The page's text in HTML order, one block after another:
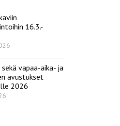
16.3.-
vapaa-aika- ja
avustukset
2026